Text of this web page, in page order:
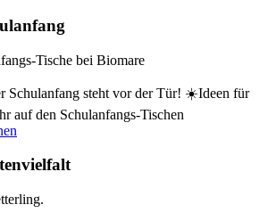
Schulanfang steht vor der Tür! ☀️Ideen für
auf den Schulanfangs-Tischen